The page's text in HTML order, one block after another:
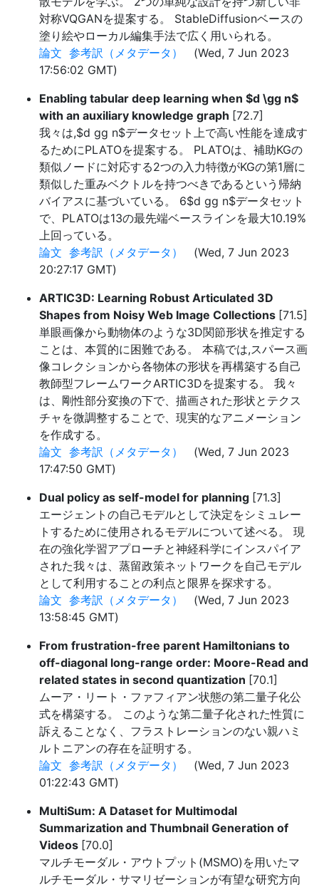
対称VQGANを提案する。 StableDiffusionベースの
塗り絵やローカル編集手法で広く用いられる。
論文 参考訳（メタデータ）
(Wed, 7 Jun 2023
17:56:02 GMT)
Enabling tabular deep learning when $d \gg n$
with an auxiliary knowledge graph [72.7]
我々は,$d gg n$データセット上で高い性能を達成す
るためにPLATOを提案する。 PLATOは、補助KGの
類似ノードに対応する2つの入力特徴がKGの第1層に
類似した重みベクトルを持つべきであるという帰納
バイアスに基づいている。 6$d gg n$データセット
で、PLATOは13の最先端ベースラインを最大10.19%
上回っている。
論文 参考訳（メタデータ）
(Wed, 7 Jun 2023
20:27:17 GMT)
ARTIC3D: Learning Robust Articulated 3D
Shapes from Noisy Web Image Collections [71.5]
単眼画像から動物体のような3D関節形状を推定する
ことは、本質的に困難である。 本稿では,スパース画
像コレクションから各物体の形状を再構築する自己
教師型フレームワークARTIC3Dを提案する。 我々
は、剛性部分変換の下で、描画された形状とテクス
チャを微調整することで、現実的なアニメーション
を作成する。
論文 参考訳（メタデータ）
(Wed, 7 Jun 2023
17:47:50 GMT)
Dual policy as self-model for planning [71.3]
エージェントの自己モデルとして決定をシミュレー
トするために使用されるモデルについて述べる。 現
在の強化学習アプローチと神経科学にインスパイア
された我々は、蒸留政策ネットワークを自己モデル
として利用することの利点と限界を探求する。
論文 参考訳（メタデータ）
(Wed, 7 Jun 2023
13:58:45 GMT)
From frustration-free parent Hamiltonians to
off-diagonal long-range order: Moore-Read and
related states in second quantization [70.1]
ムーア・リート・ファフィアン状態の第二量子化公
式を構築する。 このような第二量子化された性質に
訴えることなく、フラストレーションのない親ハミ
ルトニアンの存在を証明する。
論文 参考訳（メタデータ）
(Wed, 7 Jun 2023
01:22:43 GMT)
MultiSum: A Dataset for Multimodal
Summarization and Thumbnail Generation of
Videos [70.0]
マルチモーダル・アウトプット(MSMO)を用いたマ
ルチモーダル・サマリゼーションが有望な研究方向